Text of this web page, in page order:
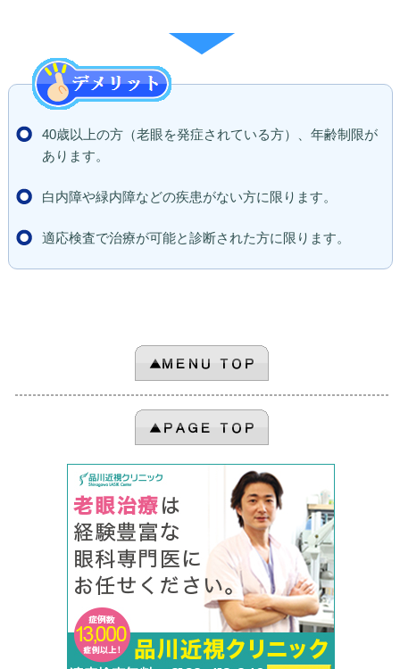
40歳以上の方（老眼を発症されている方）、年齢制限が
あります。
白内障や緑内障などの疾患がない方に限ります。
適応検査で治療が可能と診断された方に限ります。